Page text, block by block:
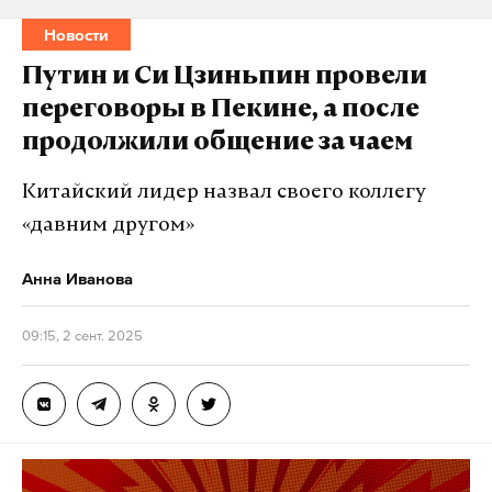
Новости
Путин и Си Цзиньпин провели
переговоры в Пекине, а после
продолжили общение за чаем
Китайский лидер назвал своего коллегу
«давним другом»
Анна Иванова
09:15, 2 сент. 2025